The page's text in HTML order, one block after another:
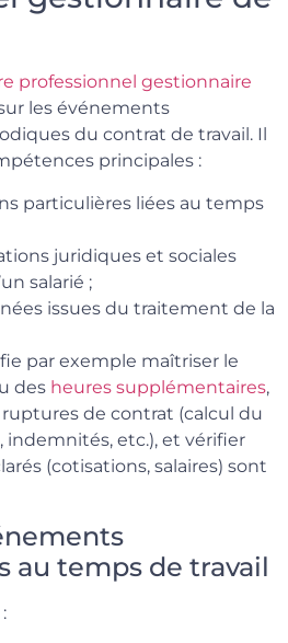
professionnel gestionnaire
les événements
du contrat de travail. Il
principales :
particulières liées au temps
juridiques et sociales
salarié ;
issues du traitement de la
par exemple maîtriser le
des heures supplémentaires,
de contrat (calcul du
etc.), et vérifier
(cotisations, salaires) sont
au temps de travail